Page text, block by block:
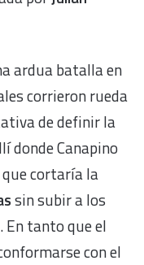
ardua batalla en
corrieron rueda
de definir la
donde Canapino
cortaría la
sin subir a los
En tanto que el
con el